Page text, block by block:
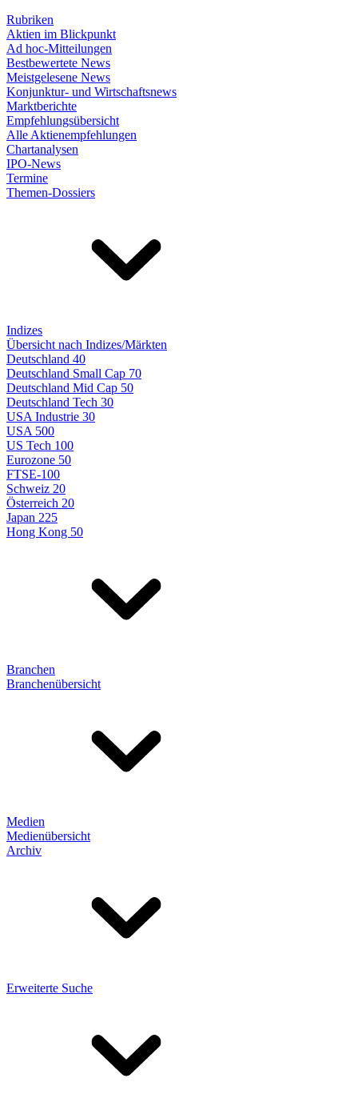
Rubriken
Aktien im Blickpunkt
Ad hoc-Mitteilungen
Bestbewertete News
Meistgelesene News
Konjunktur- und Wirtschaftsnews
Marktberichte
Empfehlungsübersicht
Alle Aktienempfehlungen
Chartanalysen
IPO-News
Termine
Themen-Dossiers
Indizes
Übersicht nach Indizes/Märkten
Deutschland 40
Deutschland Small Cap 70
Deutschland Mid Cap 50
Deutschland Tech 30
USA Industrie 30
USA 500
US Tech 100
Eurozone 50
FTSE-100
Schweiz 20
Österreich 20
Japan 225
Hong Kong 50
Branchen
Branchenübersicht
Medien
Medienübersicht
Archiv
Erweiterte Suche